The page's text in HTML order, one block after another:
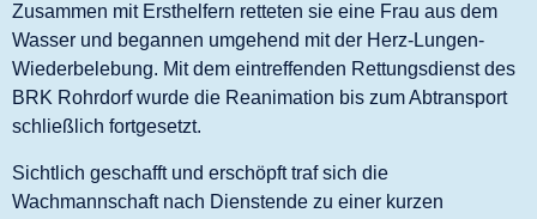
Zusammen mit Ersthelfern retteten sie eine Frau aus dem
Wasser und begannen umgehend mit der Herz-Lungen-
Wiederbelebung. Mit dem eintreffenden Rettungsdienst des
BRK Rohrdorf wurde die Reanimation bis zum Abtransport
schließlich fortgesetzt.
Sichtlich geschafft und erschöpft traf sich die
Wachmannschaft nach Dienstende zu einer kurzen